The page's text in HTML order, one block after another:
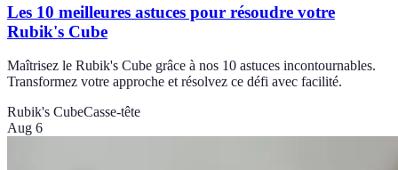
Les 10 meilleures astuces pour résoudre votre
Rubik's Cube
Maîtrisez le Rubik's Cube grâce à nos 10 astuces incontournables.
Transformez votre approche et résolvez ce défi avec facilité.
Rubik's CubeCasse-tête
Aug 6